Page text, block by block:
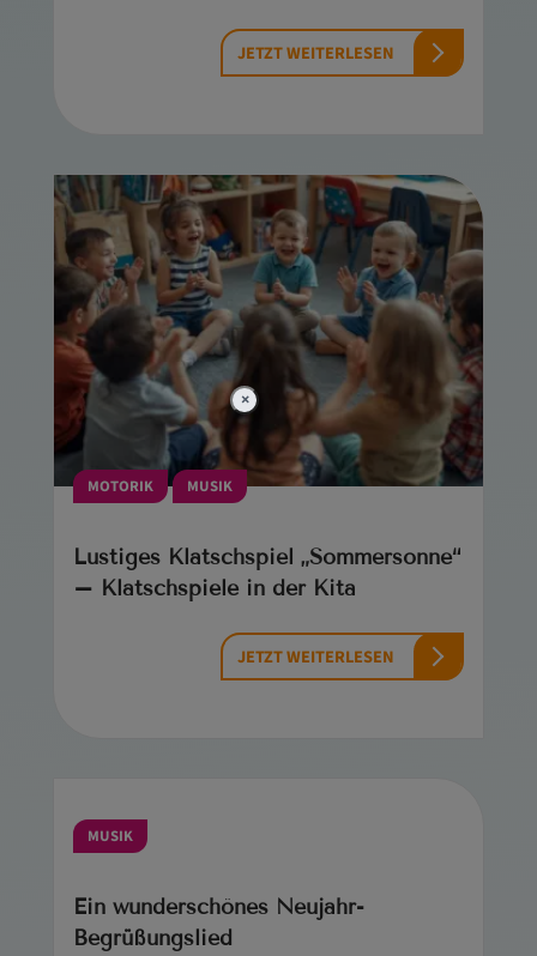
×
JETZT WEITERLESEN
MOTORIK MUSIK
Lustiges Klatschspiel „Sommersonne“
– Klatschspiele in der Kita
JETZT WEITERLESEN
MUSIK
Ein wunderschönes Neujahr-
Begrüßungslied